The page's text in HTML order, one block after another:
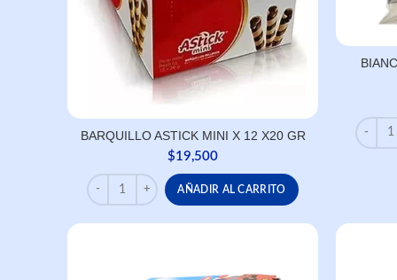
BARQUILLO ASTICK MINI X 12 X20 GR
$19,500
BARQUILLO ASTICK MINI X 12 X20 GR cantidad
AÑADIR AL CARRITO